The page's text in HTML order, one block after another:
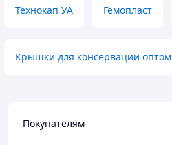
Технокап УА Гемопласт
Крышки для консервации оптом
Покупателям